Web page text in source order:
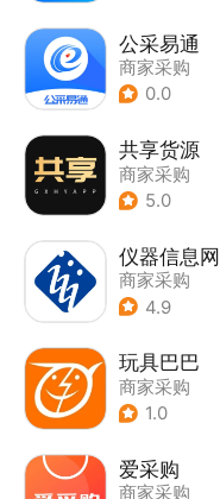
公采易通
商家采购
0.0
共享货源
商家采购
5.0
仪器信息网
商家采购
4.9
玩具巴巴
商家采购
1.0
爱采购
商家采购